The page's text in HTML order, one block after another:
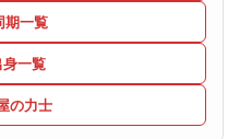
期一覧
一覧
の力士